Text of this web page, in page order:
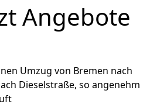
Angebote
Umzug von Bremen nach
Dieselstraße, so angenehm